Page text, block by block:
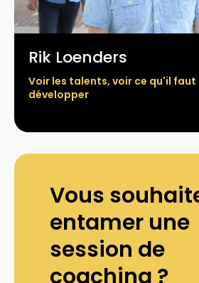
Rik Loenders
Voir les talents, voir ce qu'il faut
développer
Vous
entamer une
session de
coaching ?